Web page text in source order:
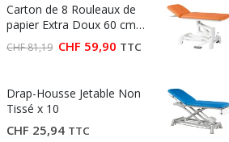
CHF 27,03.CHF 15,00.
Carton de 8 Rouleaux de
papier Extra Doux 60 cm
(Largeur 60 cm)
CHF81,19 Le
CHF 81,19.
CHF 59,90Le
CHF 59,90.
TTC
Drap-Housse Jetable Non
Tissé x 10
CHF 25,94 TTC